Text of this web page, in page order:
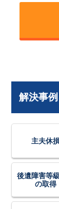
解決事
主夫休
後遺障害等
の取得